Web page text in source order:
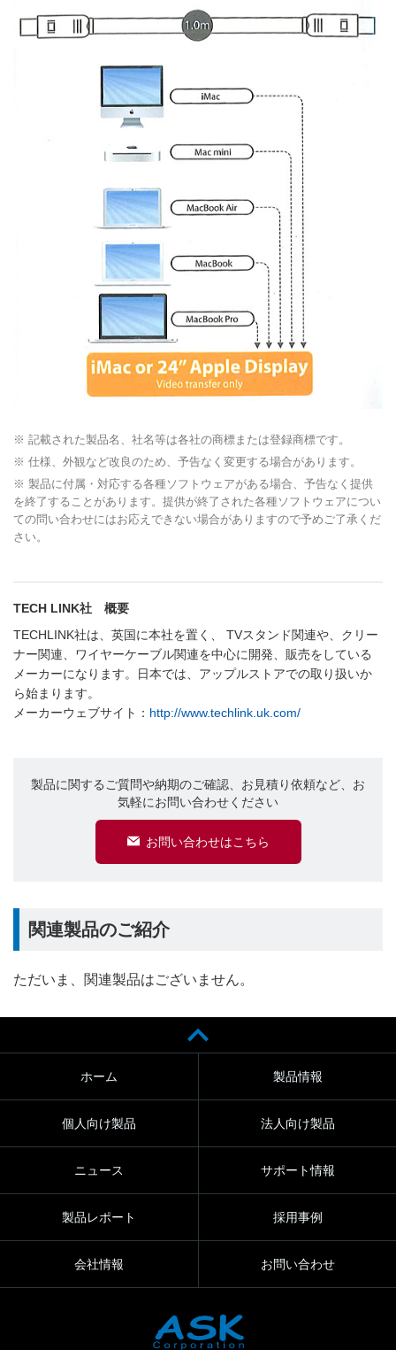
※ 記載された製品名、社名等は各社の商標または登録商標です。
※ 仕様、外観など改良のため、予告なく変更する場合があります。
※ 製品に付属・対応する各種ソフトウェアがある場合、予告なく提供
を終了することがあります。提供が終了された各種ソフトウェアについ
ての問い合わせにはお応えできない場合がありますので予めご了承くだ
さい。
TECH LINK社 概要
TECHLINK社は、英国に本社を置く、 TVスタンド関連や、クリー
ナー関連、ワイヤーケーブル関連を中心に開発、販売をしている
メーカーになります。日本では、アップルストアでの取り扱いか
ら始まります。
メーカーウェブサイト： http://www.techlink.uk.com/
製品に関するご質問や納期のご確認、お見積り依頼など、お
気軽にお問い合わせください
お問い合わせはこちら
関連製品のご紹介
ただいま、関連製品はございません。
ホーム 製品情報
個人向け製品 法人向け製品
ニュース サポート情報
製品レポート 採用事例
会社情報 お問い合わせ